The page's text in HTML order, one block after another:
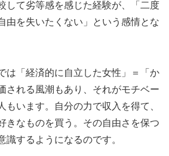
して劣等感を感じた経験が、「二度
由を失いたくない」という感情とな
は「経済的に自立した女性」＝「か
される風潮もあり、それがモチベー
もいます。自分の力で収入を得て、
きなものを買う。その自由さを保つ
識するようになるのです。